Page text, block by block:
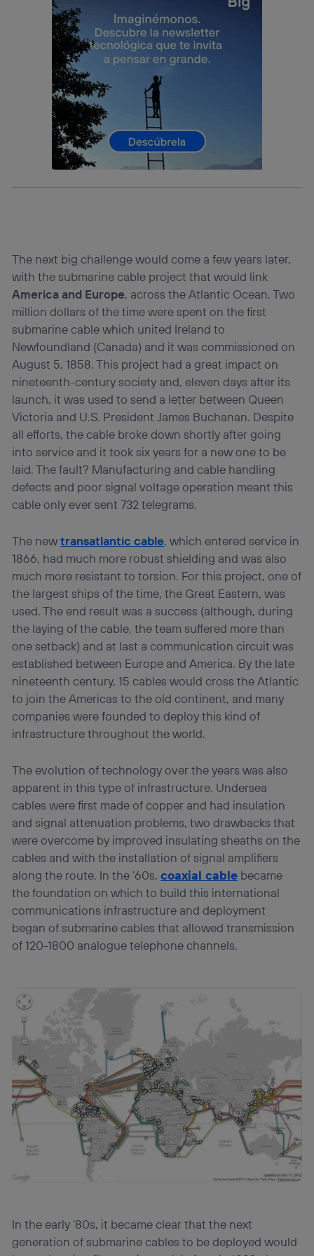
The next big challenge would come a few years later,
with the submarine cable project that would link
America and Europe, across the Atlantic Ocean. Two
million dollars of the time were spent on the first
submarine cable which united Ireland to
Newfoundland (Canada) and it was commissioned on
August 5, 1858. This project had a great impact on
nineteenth-century society and, eleven days after its
launch, it was used to send a letter between Queen
Victoria and U.S. President James Buchanan. Despite
all efforts, the cable broke down shortly after going
into service and it took six years for a new one to be
laid. The fault? Manufacturing and cable handling
defects and poor signal voltage operation meant this
cable only ever sent 732 telegrams.
The newtransatlantic cable, which entered service in
1866, had much more robust shielding and was also
much more resistant to torsion. For this project, one of
the largest ships of the time, the Great Eastern, was
used. The end result was a success (although, during
the laying of the cable, the team suffered more than
one setback) and at last a communication circuit was
established between Europe and America. By the late
nineteenth century, 15 cables would cross the Atlantic
to join the Americas to the old continent, and many
companies were founded to deploy this kind of
infrastructure throughout the world.
The evolution of technology over the years was also
apparent in this type of infrastructure. Undersea
cables were first made of copper and had insulation
and signal attenuation problems, two drawbacks that
were overcome by improved insulating sheaths on the
cables and with the installation of signal amplifiers
along the route. In the ’60s,coaxial cable became
the foundation on which to build this international
communications infrastructure and deployment
began of submarine cables that allowed transmission
of 120-1800 analogue telephone channels.
In the early ’80s, it became clear that the next
generation of submarine cables to be deployed would
que hayan dado su consentimiento.
Si utilizasdatos móviles , el marketing será más
personalizado, ya que se basará únicamente en la
navegación del usuario del móvil.
Puedes gestionar los consentimientos Utiq seleccionando
“Administrar Utiq” en la parte inferior de esta página web o
visitando el portal de privacidad de Utiq
(“consenthub”). Para más información, consulta
política de privacidad de Utiq